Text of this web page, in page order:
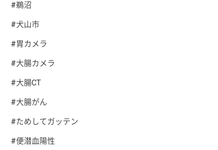
#鵜沼
#犬山市
#胃カメラ
#大腸カメラ
#大腸CT
#大腸がん
#ためしてガッテン
#便潜血陽性